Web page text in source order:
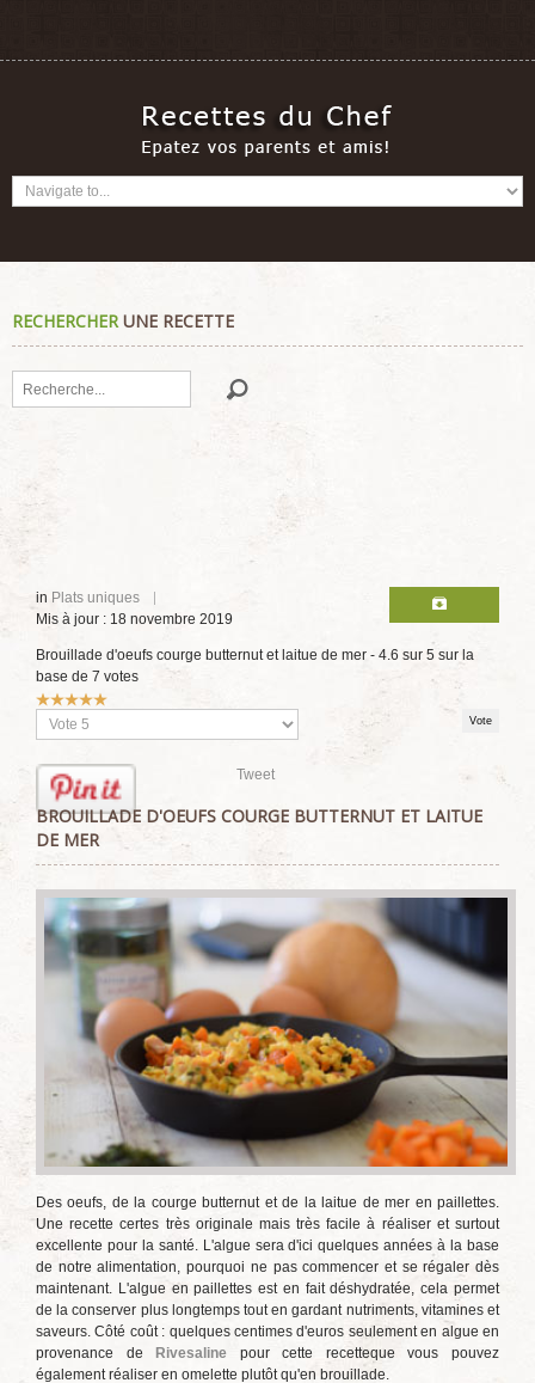
RECHERCHERUNE RECETTE
Rechercher
in Plats uniques
Mis à jour : 18 novembre 2019
Brouillade d'oeufs courge butternut et laitue de mer - 4.6 sur 5 sur la
base de 7 votes
Vote
utilisateur:
Veuillez
voter
Tweet
BROUILLADE D'OEUFS COURGE BUTTERNUT ET LAITUE
DE MER
Des oeufs, de la courge butternut et de la laitue de mer en paillettes.
Une recette certes très originale mais très facile à réaliser et surtout
excellente pour la santé. L'algue sera d'ici quelques années à la base
de notre alimentation, pourquoi ne pas commencer et se régaler dès
maintenant. L'algue en paillettes est en fait déshydratée, cela permet
de la conserver plus longtemps tout en gardant nutriments, vitamines et
saveurs. Côté coût : quelques centimes d'euros seulement en algue en
provenance de
Rivesaline pour cette recetteque vous pouvez
également réaliser en omelette plutôt qu'en brouillade.